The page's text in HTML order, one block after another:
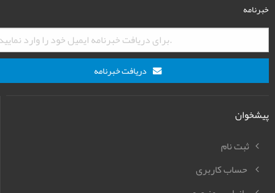
خبرنامه
دریافت خبرنامه
پیشخوان
ثبت نام
حساب کاربری